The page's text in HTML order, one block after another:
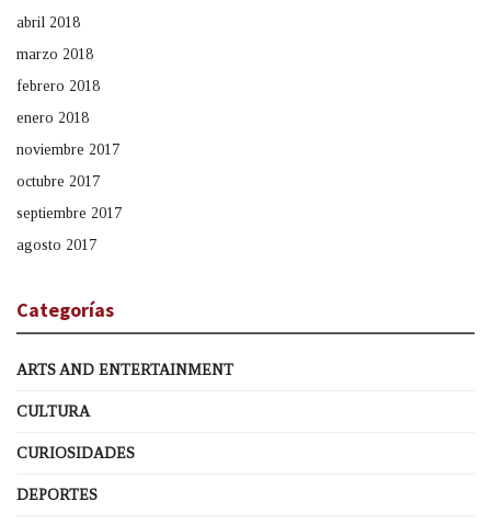
abril 2018
marzo 2018
febrero 2018
enero 2018
noviembre 2017
octubre 2017
septiembre 2017
agosto 2017
Categorías
ARTS AND ENTERTAINMENT
CULTURA
CURIOSIDADES
DEPORTES